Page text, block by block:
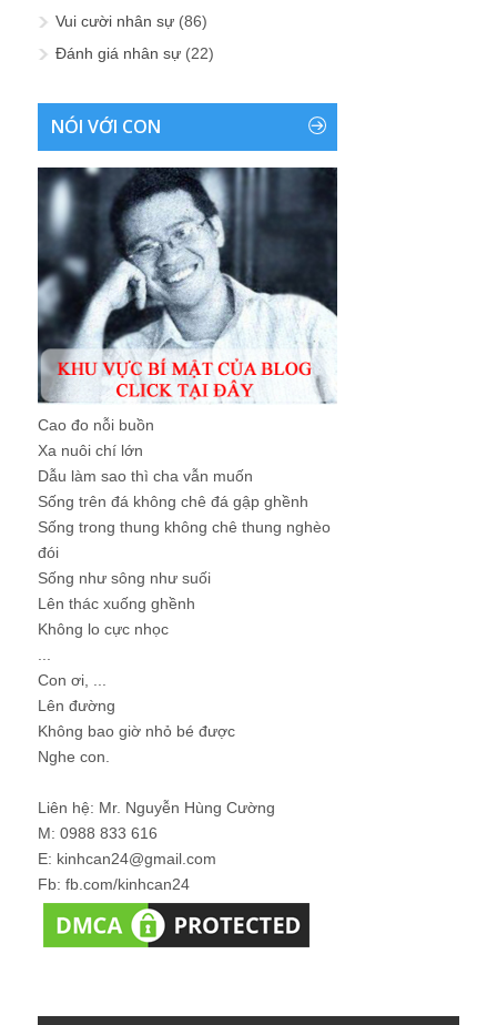
Vui cười nhân sự (86)
Đánh giá nhân sự (22)
NÓI VỚI CON
Cao đo nỗi buồn
Xa nuôi chí lớn
Dẫu làm sao thì cha vẫn muốn
Sống trên đá không chê đá gập ghềnh
Sống trong thung không chê thung nghèo
đói
Sống như sông như suối
Lên thác xuống ghềnh
Không lo cực nhọc
Con ơi, ...
Lên đường
Không bao giờ nhỏ bé được
Nghe con.
Liên hệ: Mr. Nguyễn Hùng Cường
M: 0988 833 616
E: kinhcan24@gmail.com
Fb: fb.com/kinhcan24